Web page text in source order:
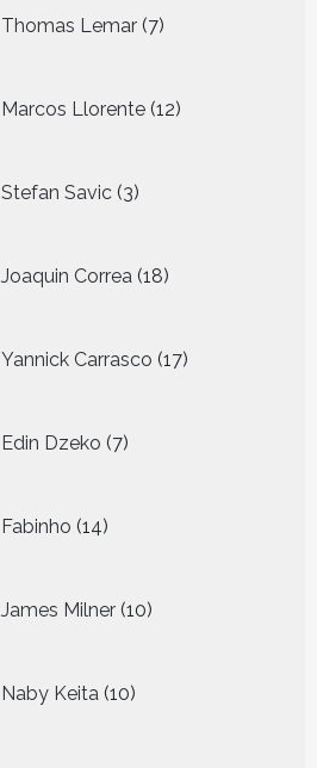
Thomas Lemar 7
producten
Marcos Llorente 12
producten
Stefan Savic 3
producten
Joaquin Correa 18
producten
Yannick Carrasco 17
producten
Edin Dzeko 7
producten
Fabinho 14
producten
James Milner 10
producten
Naby Keita 10
producten